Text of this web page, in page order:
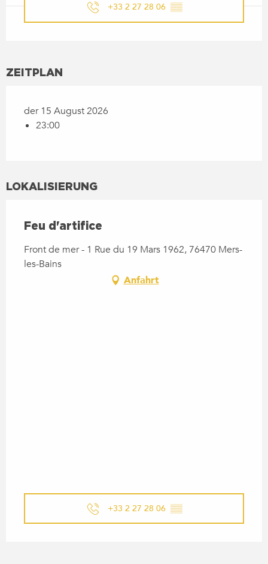
+33 2 27 28 06 ▒▒
ZEITPLAN
der 15 August 2026
23:00
LOKALISIERUNG
Feu d'artifice
Front de mer - 1 Rue du 19 Mars 1962, 76470 Mers-
les-Bains
Anfahrt
+33 2 27 28 06 ▒▒